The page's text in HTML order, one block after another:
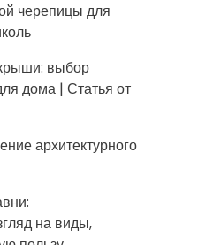
черепицы для
выбор
дома | Статья от
архитектурного
на виды,